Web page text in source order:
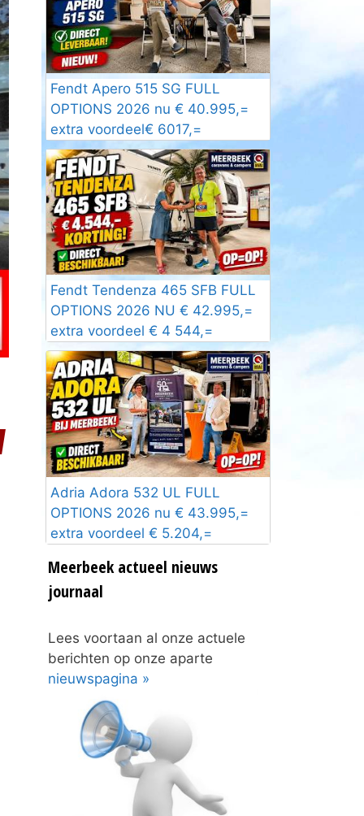
Fendt Apero 515 SG FULL
OPTIONS 2026 nu € 40.995,=
extra voordeel€ 6017,=
Fendt Tendenza 465 SFB FULL
OPTIONS 2026 NU € 42.995,=
extra voordeel € 4 544,=
Adria Adora 532 UL FULL
OPTIONS 2026 nu € 43.995,=
extra voordeel € 5.204,=
Meerbeek actueel nieuws
journaal
Lees voortaan al onze actuele
berichten op onze aparte
nieuwspagina »